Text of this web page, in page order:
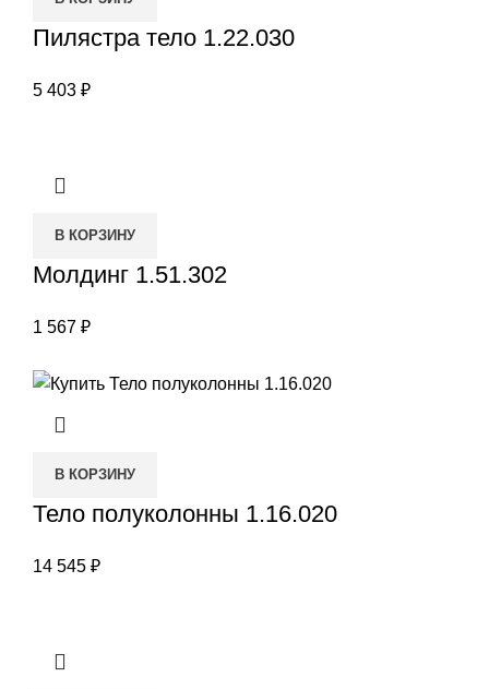
Пилястра тело 1.22.030
5 403 ₽
В КОРЗИНУ
Молдинг 1.51.302
1 567 ₽
В КОРЗИНУ
Тело полуколонны 1.16.020
14 545 ₽